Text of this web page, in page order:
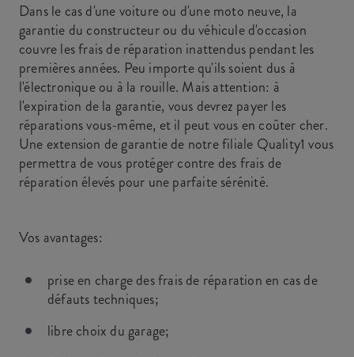
Dans le cas d'une voiture ou d'une moto neuve, la
garantie du constructeur ou du véhicule d'occasion
couvre les frais de réparation inattendus pendant les
premières années. Peu importe qu'ils soient dus à
l'électronique ou à la rouille. Mais attention: à
l'expiration de la garantie, vous devrez payer les
réparations vous-même, et il peut vous en coûter cher.
Une extension de garantie de notre filiale Quality1 vous
permettra de vous protéger contre des frais de
réparation élevés pour une parfaite sérénité.
Vos avantages:
prise en charge des frais de réparation en cas de
défauts techniques;
libre choix du garage;